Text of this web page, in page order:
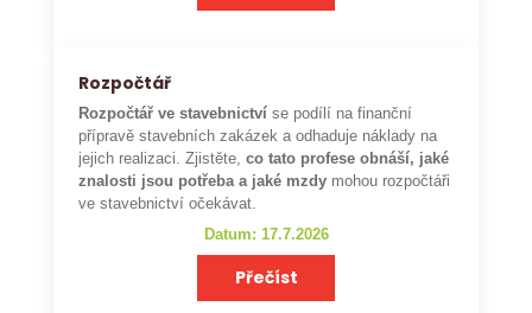
Rozpočtář
Rozpočtář ve stavebnictví se podílí na finanční
přípravě stavebních zakázek a odhaduje náklady na
jejich realizaci. Zjistěte,co tato profese obnáší, jaké
znalosti jsou potřeba a jaké mzdy mohou rozpočtáři
ve stavebnictví očekávat.
Datum: 17.7.2026
Přečíst